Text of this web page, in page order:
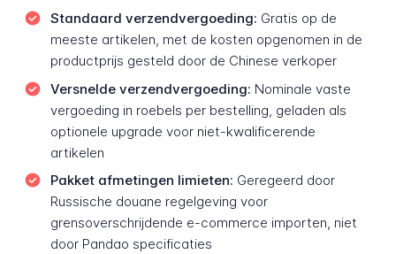
Standaard verzendvergoeding: Gratis op de
meeste artikelen, met de kosten opgenomen in de
productprijs gesteld door de Chinese verkoper
Versnelde verzendvergoeding: Nominale vaste
vergoeding in roebels per bestelling, geladen als
optionele upgrade voor niet-kwalificerende
artikelen
Pakket afmetingen limieten: Geregeerd door
Russische douane regelgeving voor
grensoverschrijdende e-commerce importen, niet
door Pandao specificaties